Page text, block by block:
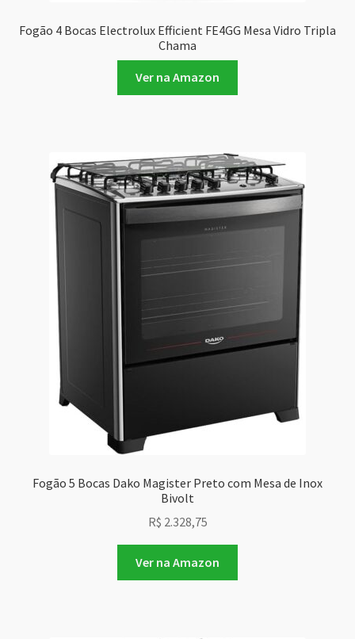
Fogão 4 Bocas Electrolux Efficient FE4GG Mesa Vidro Tripla
Chama
Ver na Amazon
Fogão 5 Bocas Dako Magister Preto com Mesa de Inox
Bivolt
R$ 2.328,75
Ver na Amazon